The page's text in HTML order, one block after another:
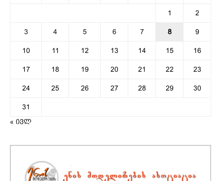
1 2
3 4 5 6 7 8 9
10 11 12 13 14 15 16
17 18 19 20 21 22 23
24 25 26 27 28 29 30
31
« ივლ